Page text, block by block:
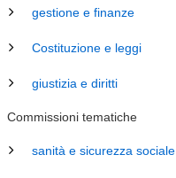
gestione e finanze
Costituzione e leggi
giustizia e diritti
Commissioni tematiche
sanità e sicurezza sociale